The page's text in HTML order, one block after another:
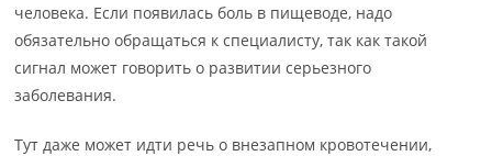
человека. Если появилась боль в пищеводе, надо
обязательно обращаться к специалисту, так как такой
сигнал может говорить о развитии серьезного
заболевания.
Тут даже может идти речь о внезапном кровотечении,